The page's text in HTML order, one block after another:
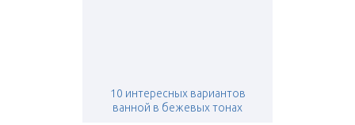
10 интересных вариантов
ванной в бежевых тонах